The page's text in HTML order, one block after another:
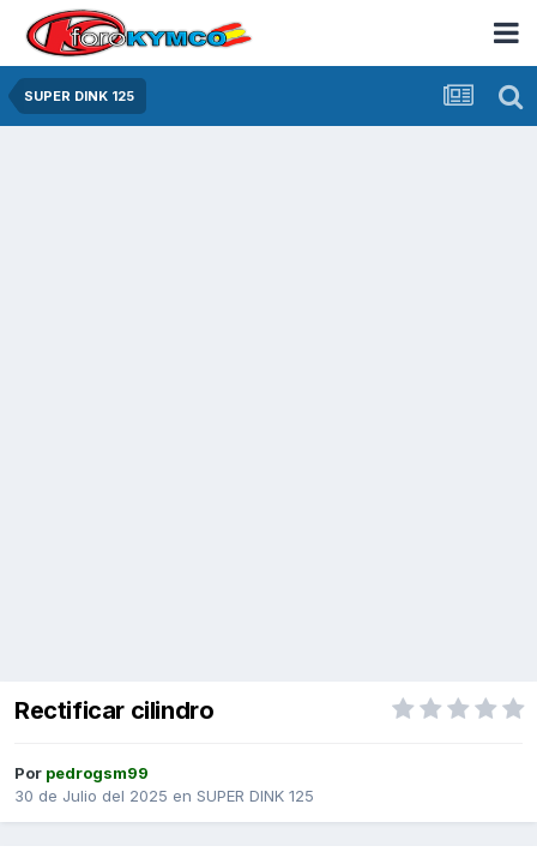
SUPER DINK 125
Rectificar cilindro
Por pedrogsm99
30 de Julio del 2025 en SUPER DINK 125